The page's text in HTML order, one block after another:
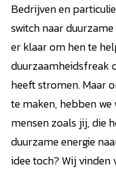
Bedrijven en
switch naar
er klaar om hen te
duurzaamheidsfreak
heeft stromen. Maar
te maken, hebben we
mensen zoals jij, die
duurzame energie
idee toch? Wij vinden